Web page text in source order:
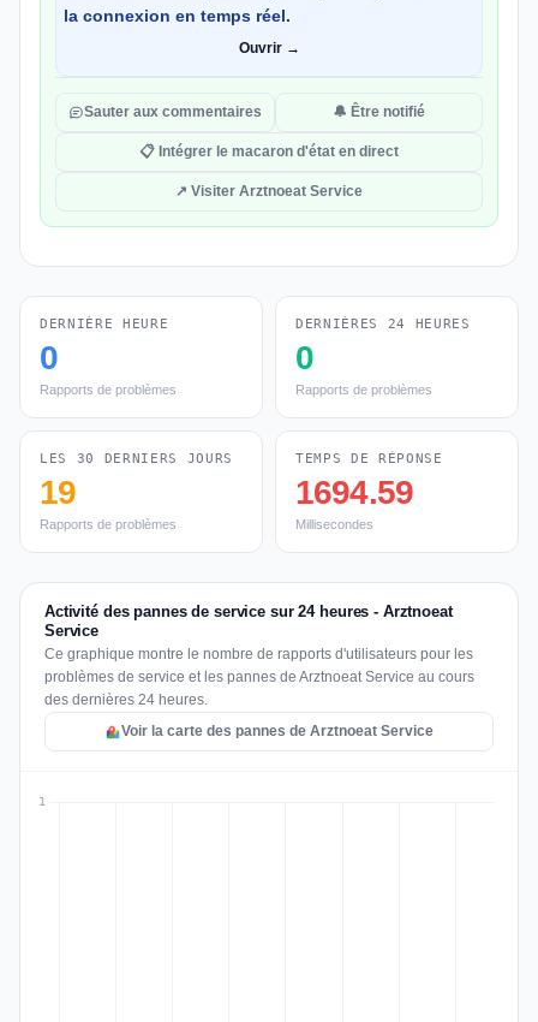
la connexion en temps réel.
Ouvrir →
Sauter aux commentaires 🔔 Être notifié
📋 Intégrer le macaron d'état en direct
↗ Visiter Arztnoeat Service
DERNIÈRE HEURE
0
Rapports de problèmes
DERNIÈRES 24 HEURES
0
Rapports de problèmes
LES 30 DERNIERS JOURS
19
Rapports de problèmes
TEMPS DE RÉPONSE
1694.59
Millisecondes
Activité des pannes de service sur 24 heures - Arztnoeat
Service
Ce graphique montre le nombre de rapports d'utilisateurs pour les
problèmes de service et les pannes de Arztnoeat Service au cours
des dernières 24 heures.
Voir la carte des pannes de Arztnoeat Service